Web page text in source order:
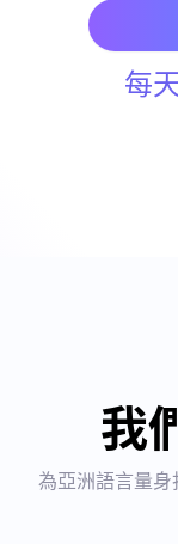
每
我
為亞洲語言量